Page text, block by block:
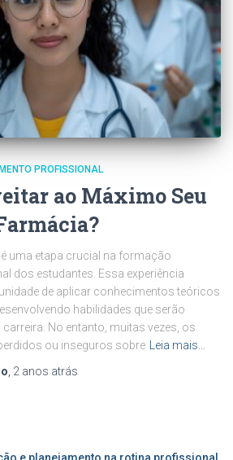
PROFISSIONAL
ao Máximo Seu
uma etapa crucial na formação
dos estudantes. Essa experiência
de aplicar conhecimentos teóricos
habilidades que serão
No entanto, muitas vezes, os
ou inseguros sobre Leia mais…
, 2 anos atrás